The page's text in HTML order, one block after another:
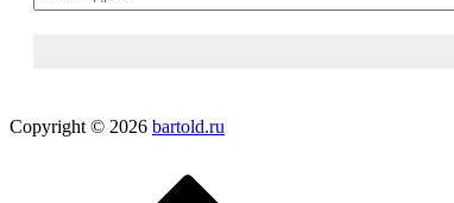
Copyright © 2026 bartold.ru